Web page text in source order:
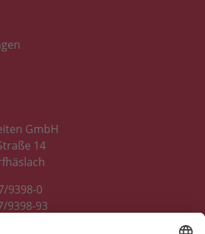
GmbH
14
9398-0
9398-93